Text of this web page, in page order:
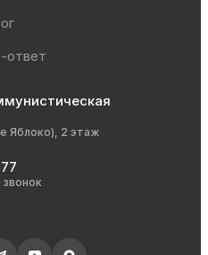
ответ
Яблоко), 2 этаж